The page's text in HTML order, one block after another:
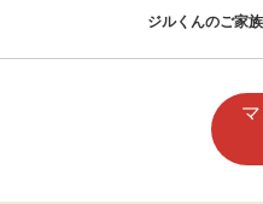
暮らしたい思い迎え入れを決
ジルくんのご家